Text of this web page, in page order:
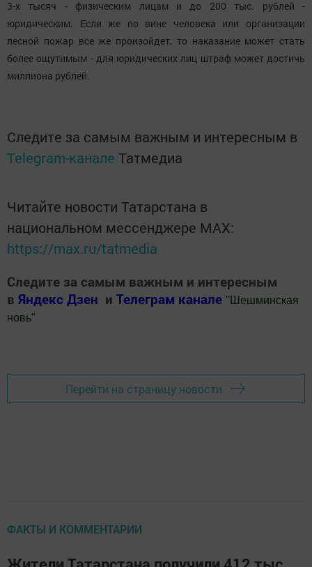
3-х тысяч - физическим лицам и до 200 тыс. рублей -
юридическим. Если же по вине человека или организации
лесной пожар все же произойдет, то наказание может стать
более ощутимым - для юридических лиц штраф может достичь
миллиона рублей.
Следите за самым важным и интересным в
Telegram-канале Татмедиа
Читайте новости Татарстана в
национальном мессенджере MАХ:
https://max.ru/tatmedia
Следите за самым важным и интересным
в Яндекс Дзен и Телеграм канале " Шешминская
новь"
Перейти на страницу новости
ФАКТЫ И КОММЕНТАРИИ